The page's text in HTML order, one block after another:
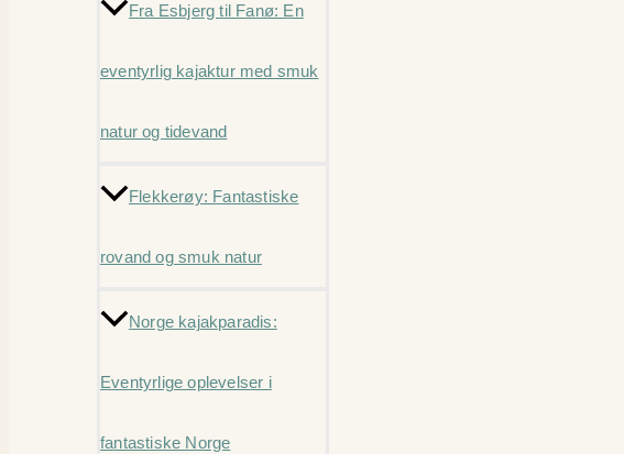
Fra Esbjerg til Fanø: En
eventyrlig kajaktur med smuk
natur og tidevand
Flekkerøy: Fantastiske
rovand og smuk natur
Norge kajakparadis:
Eventyrlige oplevelser i
fantastiske Norge